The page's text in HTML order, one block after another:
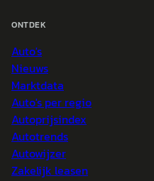
ONTDEK
Auto's
Nieuws
Marktdata
Auto's per regio
Autoprijsindex
Autotrends
Autowijzer
Zakelijk leasen